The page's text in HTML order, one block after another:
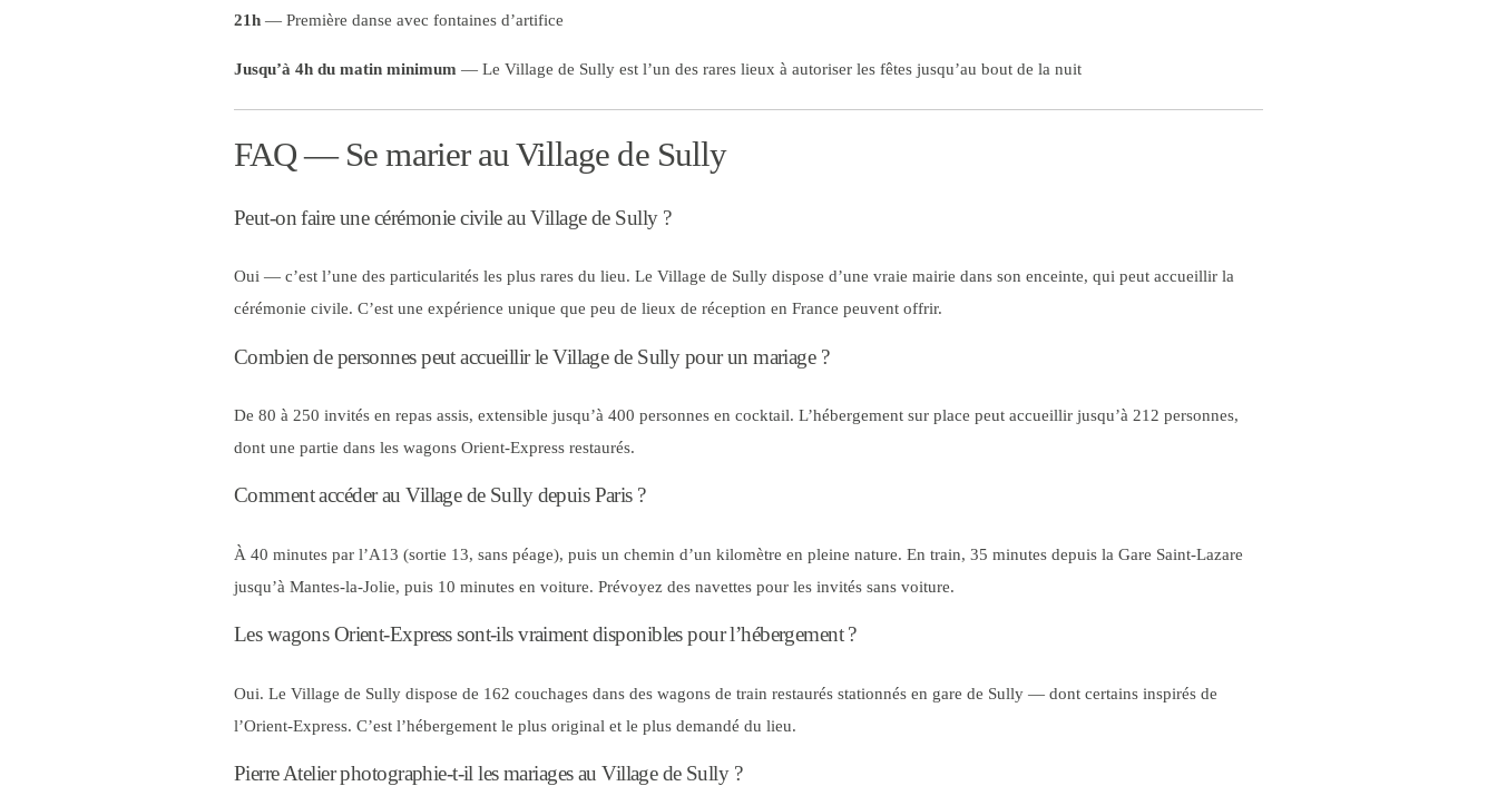
21h— Première danse avec fontaines d’artifice
Jusqu’à 4h du matin minimum — Le Village de Sully est l’un des rares lieux à autoriser les fêtes jusqu’au bout de la nuit
FAQ — Se marier au Village de Sully
Peut-on faire une cérémonie civile au Village de Sully ?
Oui — c’est l’une des particularités les plus rares du lieu. Le Village de Sully dispose d’une vraie mairie dans son enceinte, qui peut accueillir la
cérémonie civile. C’est une expérience unique que peu de lieux de réception en France peuvent offrir.
Combien de personnes peut accueillir le Village de Sully pour un mariage ?
De 80 à 250 invités en repas assis, extensible jusqu’à 400 personnes en cocktail. L’hébergement sur place peut accueillir jusqu’à 212 personnes,
dont une partie dans les wagons Orient-Express restaurés.
Comment accéder au Village de Sully depuis Paris ?
À 40 minutes par l’A13 (sortie 13, sans péage), puis un chemin d’un kilomètre en pleine nature. En train, 35 minutes depuis la Gare Saint-Lazare
jusqu’à Mantes-la-Jolie, puis 10 minutes en voiture. Prévoyez des navettes pour les invités sans voiture.
Les wagons Orient-Express sont-ils vraiment disponibles pour l’hébergement ?
Oui. Le Village de Sully dispose de 162 couchages dans des wagons de train restaurés stationnés en gare de Sully — dont certains inspirés de
l’Orient-Express. C’est l’hébergement le plus original et le plus demandé du lieu.
Pierre Atelier photographie-t-il les mariages au Village de Sully ?